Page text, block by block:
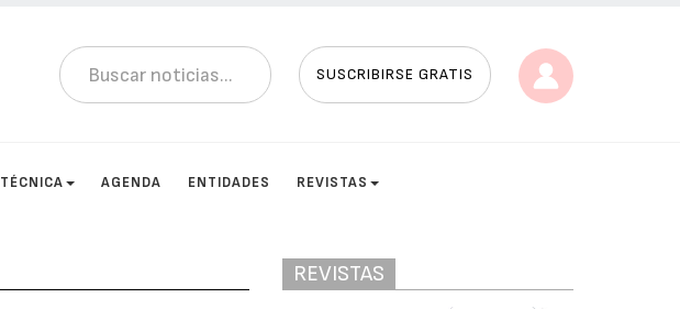
SUSCRIBIRSE GRATIS
TÉCNICA AGENDA ENTIDADES REVISTAS
REVISTAS